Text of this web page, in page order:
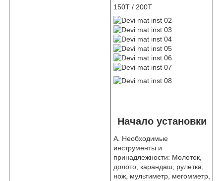
150T / 200T
Начало установки
А. Необходимые
инструменты и
принадлежности: Молоток,
долото, карандаш, рулетка,
нож, мультиметр, мегомметр,